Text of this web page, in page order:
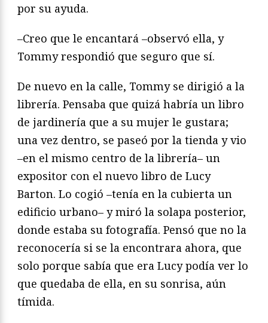
por su ayuda.
–Creo que le encantará –observó ella, y
Tommy respondió que seguro que sí.
De nuevo en la calle, Tommy se dirigió a la
librería. Pensaba que quizá habría un libro
de jardinería que a su mujer le gustara;
una vez dentro, se paseó por la tienda y vio
–en el mismo centro de la librería– un
expositor con el nuevo libro de Lucy
Barton. Lo cogió –tenía en la cubierta un
edificio urbano– y miró la solapa posterior,
donde estaba su fotografía. Pensó que no la
reconocería si se la encontrara ahora, que
solo porque sabía que era Lucy podía ver lo
que quedaba de ella, en su sonrisa, aún
tímida.